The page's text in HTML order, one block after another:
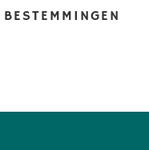
BESTEMMINGEN